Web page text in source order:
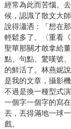
經常為此而苦惱。
候，認識了散文大
說得瀟洒：「想在
輕鬆多了。〈重看
聖華那關才敢拿給
點、句點、驚嘆號
的鮮活了。林燕妮
是我的文章，攝影
不過是換一種型式
一個字一個字的寫
丟，丟得滿地一球
戲。